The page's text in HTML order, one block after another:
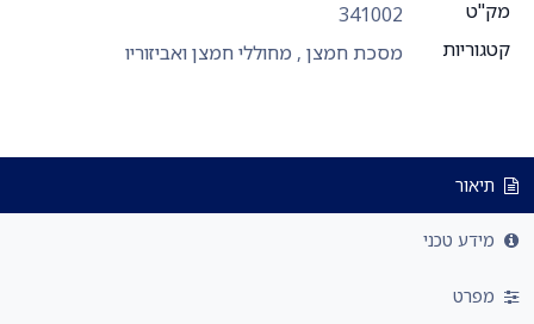
מק"ט
341002
קטגוריות
מסכת חמצן, מחוללי חמצן ואביזוריו
תיאור
מידע טכני
מפרט